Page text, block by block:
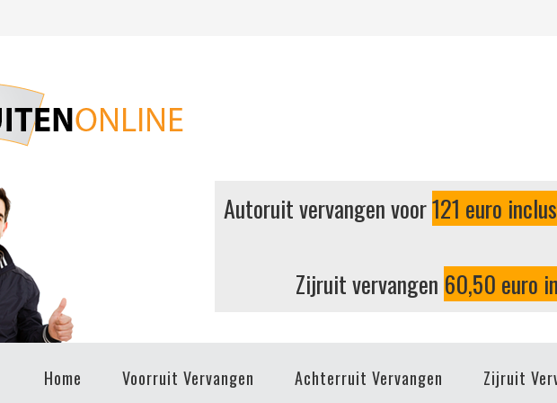
Autoruit vervangen voor121 euro
Zijruit vervangen 60,50 euro
Home Voorruit Vervangen Achterruit Vervangen Zijruit